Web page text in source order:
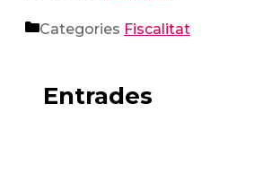
Categories Fiscalitat
Entrades